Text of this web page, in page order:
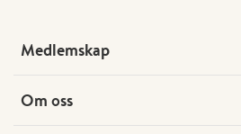
Medlemskap
Om oss